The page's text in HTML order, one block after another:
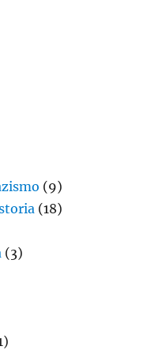
(9)
(18)
(3)